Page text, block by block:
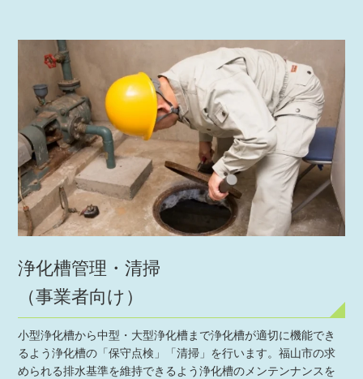
浄化槽管理・清掃
（事業者向け）
小型浄化槽から中型・大型浄化槽まで浄化槽が適切に機能でき
るよう浄化槽の「保守点検」「清掃」を行います。福山市の求
められる排水基準を維持できるよう浄化槽のメンテンナンスを